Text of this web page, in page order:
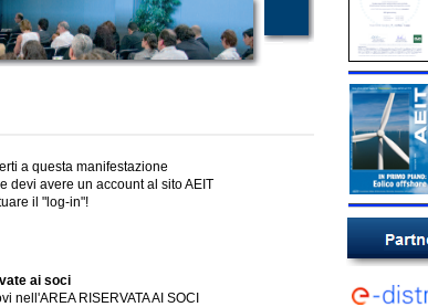
a questa manifestazione
devi avere un account al sito AEIT
il "log-in"!
ai soci
nell'AREA RISERVATA AI SOCI